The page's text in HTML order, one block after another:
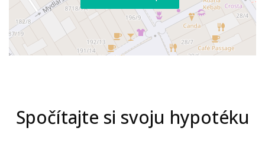
Spočítajte si svoju hypotéku